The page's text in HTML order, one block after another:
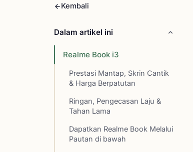
Kembali
Dalam artikel ini
Realme Book i3
Prestasi Mantap, Skrin Cantik
& Harga Berpatutan
Ringan, Pengecasan Laju &
Tahan Lama
Dapatkan Realme Book Melalui
Pautan di bawah